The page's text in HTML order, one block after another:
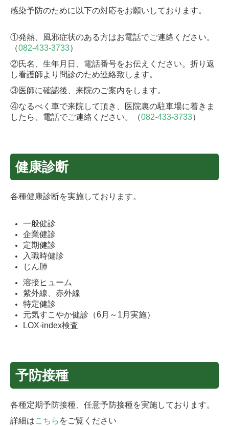
感染予防のために以下の対応をお願いしております。
①発熱、風邪症状のある方はお電話でご連絡ください。
（082-433-3733）
②氏名、生年月日、電話番号をお伝えください。折り返
し看護師より問診のため連絡致します。
③医師に確認後、来院のご案内をします。
④なるべく車で来院して頂き、医院裏の駐車場に着きま
したら、電話でご連絡ください。（082-433-3733）
健康診断
各種健康診断を実施しております。
一般健診
企業健診
定期健診
入職時健診
じん肺
溶接ヒューム
紫外線、赤外線
特定健診
元気すこやか健診（6月～1月実施）
LOX-index検査
予防接種
各種定期予防接種、任意予防接種を実施しております。
詳細はこちら をご覧ください